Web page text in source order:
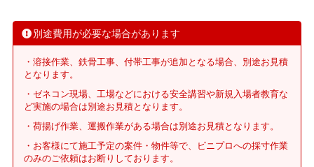
別途費用が必要な場合があります
・溶接作業、鉄骨工事、付帯工事が追加となる場合、別途お見積
となります。
・ゼネコン現場、工場などにおける安全講習や新規入場者教育な
ど実施の場合は別途お見積となります。
・荷揚げ作業、運搬作業がある場合は別途お見積となります。
・お客様にて施工予定の案件・物件等で、ビニプロへの採寸作業
のみのご依頼はお断りしております。